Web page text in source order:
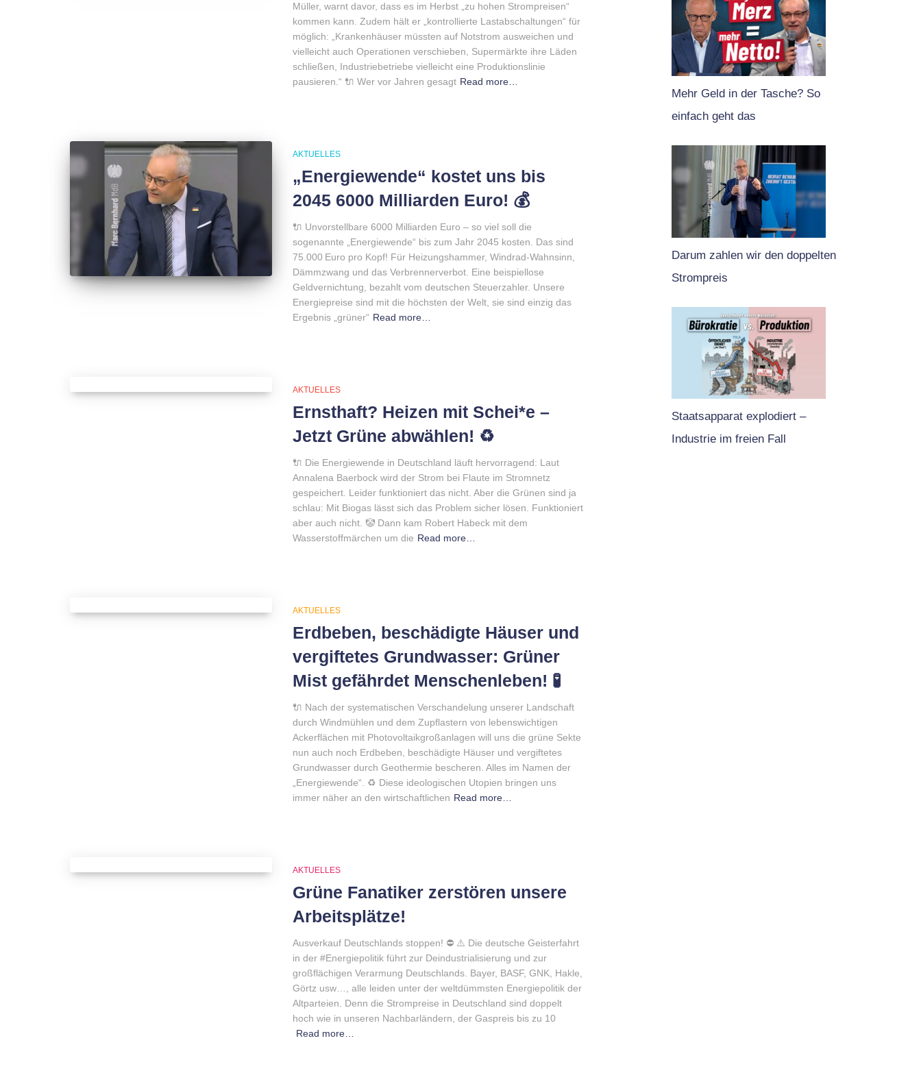
Müller, warnt davor, dass es im Herbst „zu hohen Strompreisen“
kommen kann. Zudem hält er „kontrollierte Lastabschaltungen“ für
möglich: „Krankenhäuser müssten auf Notstrom ausweichen und
vielleicht auch Operationen verschieben, Supermärkte ihre Läden
schließen, Industriebetriebe vielleicht eine Produktionslinie
pausieren.“ 🔌 Wer vor Jahren gesagt Read more…
AKTUELLES
„Energiewende“ kostet uns bis
2045 6000 Milliarden Euro! 💰
🔌 Unvorstellbare 6000 Milliarden Euro – so viel soll die
sogenannte „Energiewende“ bis zum Jahr 2045 kosten. Das sind
75.000 Euro pro Kopf! Für Heizungshammer, Windrad-Wahnsinn,
Dämmzwang und das Verbrennerverbot. Eine beispiellose
Geldvernichtung, bezahlt vom deutschen Steuerzahler. Unsere
Energiepreise sind mit die höchsten der Welt, sie sind einzig das
Ergebnis „grüner“ Read more…
AKTUELLES
Ernsthaft? Heizen mit Schei*e –
Jetzt Grüne abwählen! ♻️
🔌 Die Energiewende in Deutschland läuft hervorragend: Laut
Annalena Baerbock wird der Strom bei Flaute im Stromnetz
gespeichert. Leider funktioniert das nicht. Aber die Grünen sind ja
schlau: Mit Biogas lässt sich das Problem sicher lösen. Funktioniert
aber auch nicht. 🤡 Dann kam Robert Habeck mit dem
Wasserstoffmärchen um die Read more…
AKTUELLES
Erdbeben, beschädigte Häuser und
vergiftetes Grundwasser: Grüner
Mist gefährdet Menschenleben! 🧪
🔌 Nach der systematischen Verschandelung unserer Landschaft
durch Windmühlen und dem Zupflastern von lebenswichtigen
Ackerflächen mit Photovoltaikgroßanlagen will uns die grüne Sekte
nun auch noch Erdbeben, beschädigte Häuser und vergiftetes
Grundwasser durch Geothermie bescheren. Alles im Namen der
„Energiewende“. ♻️ Diese ideologischen Utopien bringen uns
immer näher an den wirtschaftlichen Read more…
AKTUELLES
Grüne Fanatiker zerstören unsere
Arbeitsplätze!
Ausverkauf Deutschlands stoppen! ⛔ ⚠️ Die deutsche Geisterfahrt
in der #Energiepolitik führt zur Deindustrialisierung und zur
großflächigen Verarmung Deutschlands. Bayer, BASF, GNK, Hakle,
Görtz usw…, alle leiden unter der weltdümmsten Energiepolitik der
Altparteien. Denn die Strompreise in Deutschland sind doppelt
hoch wie in unseren Nachbarländern, der Gaspreis bis zu 10
Read more…
Mehr Geld in der Tasche? So
einfach geht das
Darum zahlen wir den doppelten
Strompreis
Staatsapparat explodiert –
Industrie im freien Fall